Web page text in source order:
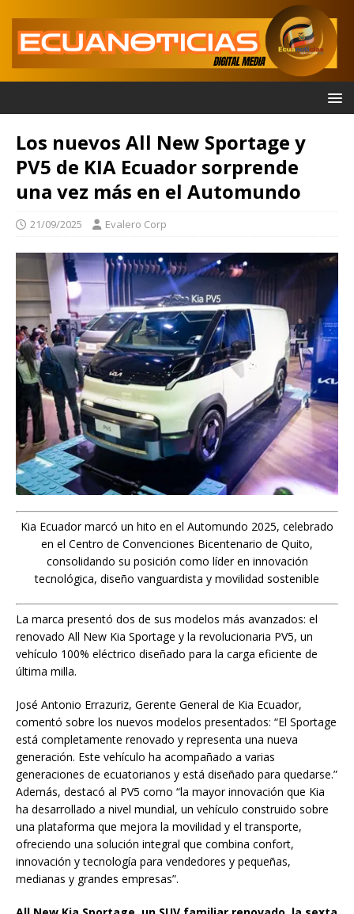
Los nuevos All New Sportage y
PV5 de KIA Ecuador sorprende
una vez más en el Automundo
21/09/2025 Evalero Corp
Kia Ecuador marcó un hito en el Automundo 2025, celebrado
en el Centro de Convenciones Bicentenario de Quito,
consolidando su posición como líder en innovación
tecnológica, diseño vanguardista y movilidad sostenible
La marca presentó dos de sus modelos más avanzados: el
renovado All New Kia Sportage y la revolucionaria PV5, un
vehículo 100% eléctrico diseñado para la carga eficiente de
última milla.
José Antonio Errazuriz, Gerente General de Kia Ecuador,
comentó sobre los nuevos modelos presentados: “El Sportage
está completamente renovado y representa una nueva
generación. Este vehículo ha acompañado a varias
generaciones de ecuatorianos y está diseñado para quedarse.”
Además, destacó al PV5 como “la mayor innovación que Kia
ha desarrollado a nivel mundial, un vehículo construido sobre
una plataforma que mejora la movilidad y el transporte,
ofreciendo una solución integral que combina confort,
innovación y tecnología para vendedores y pequeñas,
medianas y grandes empresas”.